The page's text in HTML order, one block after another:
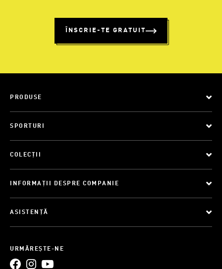
ÎNSCRIE-TE GRATUIT
PRODUSE
SPORTURI
COLECȚII
INFORMAȚII DESPRE COMPANIE
ASISTENȚĂ
URMĂREȘTE-NE